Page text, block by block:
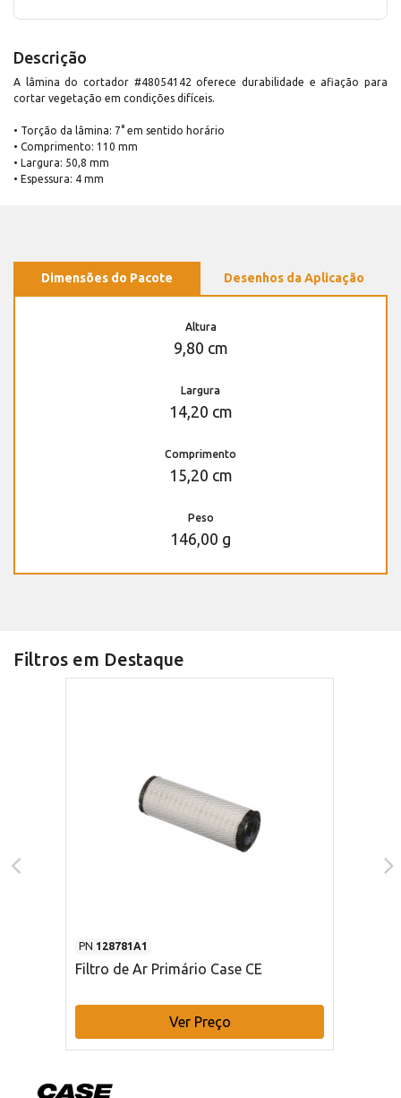
Descrição
A lâmina do cortador #48054142 oferece durabilidade e afiação para
cortar vegetação em condições difíceis.
• Torção da lâmina: 7° em sentido horário
• Comprimento: 110 mm
• Largura: 50,8 mm
• Espessura: 4 mm
Dimensões do Pacote Desenhos da Aplicação
Altura
9,80 cm
Largura
14,20 cm
Comprimento
15,20 cm
Peso
146,00 g
Filtros em Destaque
PN 128781A1
Filtro de Ar Primário Case CE
Ver Preço